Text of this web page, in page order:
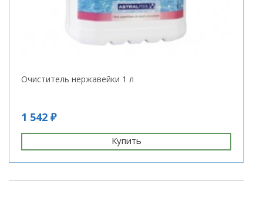
Очиститель нержавейки 1 л
1 542 ₽
Купить